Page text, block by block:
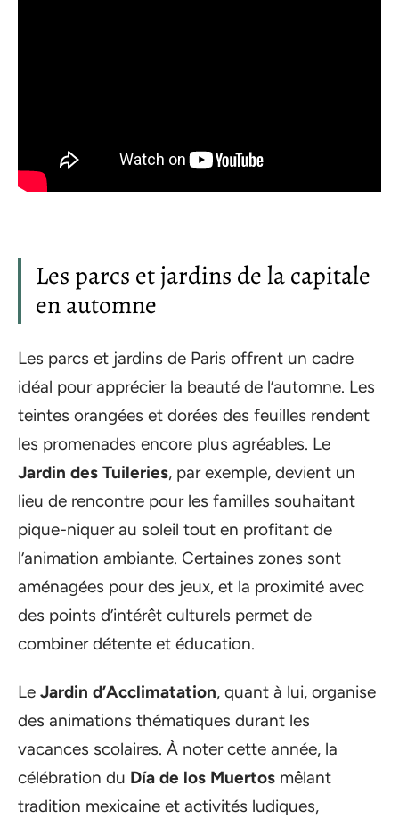
Les parcs et jardins de la capitale
en automne
Les parcs et jardins de Paris offrent un cadre
idéal pour apprécier la beauté de l’automne. Les
teintes orangées et dorées des feuilles rendent
les promenades encore plus agréables. Le
Jardin des Tuileries, par exemple, devient un
lieu de rencontre pour les familles souhaitant
pique-niquer au soleil tout en profitant de
l’animation ambiante. Certaines zones sont
aménagées pour des jeux, et la proximité avec
des points d’intérêt culturels permet de
combiner détente et éducation.
Le Jardin d’Acclimatation, quant à lui, organise
des animations thématiques durant les
vacances scolaires. À noter cette année, la
célébration du Día de los Muertos mêlant
tradition mexicaine et activités ludiques,